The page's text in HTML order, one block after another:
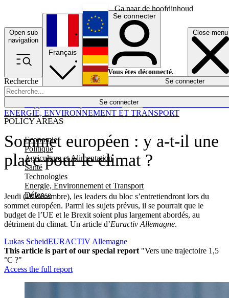
Ga naar de hoofdinhoud
Open sub
navigation
Close menu
Recherche
Se connecter
POLICY AREAS
Economie
Politique
Agriculture et Alimentation
Santé
Technologies
Energie, Environnement et Transport
Défense
Économie
Français
English
Deutsch
Español
Se connecter
Vous êtes déconnecté.
Se connecter
Sommet européen : y a-t-il une
place pour le climat ?
Jeudi (10 décembre), les leaders du bloc s’entretiendront lors du
sommet européen. Parmi les sujets prévus, il se pourrait que le
budget de l’UE et le Brexit soient plus largement abordés, au
détriment du climat. Un article d’Euractiv Allemagne.
ENERGIE, ENVIRONNEMENT ET TRANSPORT
Lukas ScheidEURACTIV Allemagne
This article is part of our special report "Vers une trajectoire 1,5
°C ?"
Access the full report